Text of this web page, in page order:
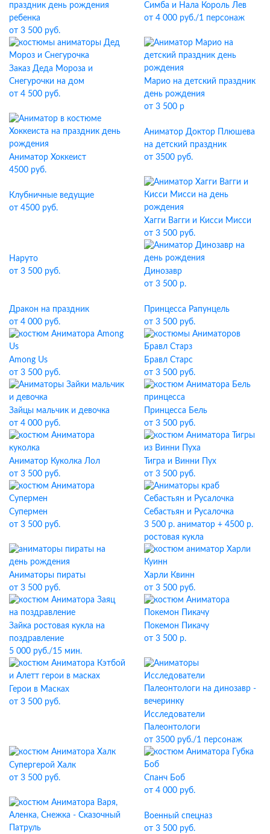
праздник день рождения
ребенка
от 3 500 руб.
Симба и Нала Король Лев
от 4 000 руб./1 персонаж
Заказ Деда Мороза и
Снегурочки на дом
от 4 500 руб.
Марио на детский праздник
день рождения
от 3 500 р
Аниматор Хоккеист
4500 руб.
Аниматор Доктор Плюшева
на детский праздник
от 3500 руб.
Клубничные ведущие
от 4500 руб.
Хагги Вагги и Кисси Мисси
от 3 500 руб.
Наруто
от 3 500 руб.
Динозавр
от 3 500 р.
Дракон на праздник
от 4 000 руб.
Принцесса Рапунцель
от 3 500 руб.
Among Us
от 3 500 руб.
Бравл Старс
от 3 500 руб.
Зайцы мальчик и девочка
от 4 000 руб.
Принцесса Бель
от 3 500 руб.
Аниматор Куколка Лол
от 3 500 руб.
Тигра и Винни Пух
от 3 500 руб.
Супермен
от 3 500 руб.
Себастьян и Русалочка
3 500 р. аниматор + 4500 р.
ростовая кукла
Аниматоры пираты
от 3 500 руб.
Харли Квинн
от 3 500 руб.
Зайка ростовая кукла на
поздравление
5 000 руб./15 мин.
Покемон Пикачу
от 3 500 р.
Герои в Масках
от 3 500 руб.
Исследователи
Палеонтологи
от 3500 руб./1 персонаж
Супергерой Халк
от 3 500 руб.
Спанч Боб
от 4 000 руб.
Военный спецназ
от 3 500 руб.